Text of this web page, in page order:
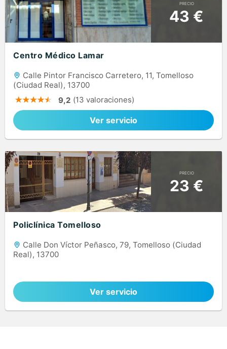
PRECIO
43 €
Centro Médico Lamar
Calle Pintor Francisco Carretero, 11, Tomelloso
(Ciudad Real), 13700
9,2 (13 valoraciones)
Ver servicio
PRECIO
23 €
Policlínica Tomelloso
Calle Don Víctor Peñasco, 79, Tomelloso (Ciudad
Real), 13700
Ver servicio